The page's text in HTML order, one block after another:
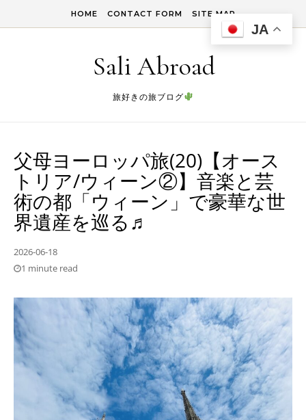
HOME CONTACT FORM SITE MAP
Sali Abroad
旅好きの旅ブログ
父母ヨーロッパ旅(20)【オース
トリア/ウィーン②】音楽と芸
術の都「ウィーン」で豪華な世
界遺産を巡る♬
2026-06-18
1 minute read
JA